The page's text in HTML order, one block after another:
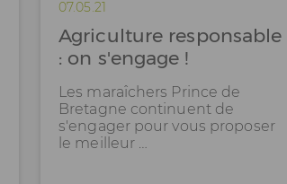
07.05.21
Agriculture responsable
: on s'engage !
Les maraîchers Prince de
Bretagne continuent de
s'engager pour vous proposer
le meilleur …